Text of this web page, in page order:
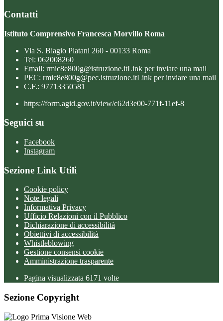
Contatti
Istituto Comprensivo Francesca Morvillo Roma
Via S. Biagio Platani 260 - 00133 Roma
Tel: 062008260
Email: rmic8e800g@istruzione.itLink per inviare una mail
PEC: rmic8e800g@pec.istruzione.itLink per inviare una mail
C.F.: 97713350581
https://form.agid.gov.it/view/c62d3e00-771f-11ef-8
Seguici su
Facebook
Instagram
Sezione Link Utili
Cookie policy
Note legali
Informativa Privacy
Ufficio Relazioni con il Pubblico
Dichiarazione di accessibilità
Obiettivi di accessibilità
Whistleblowing
Gestione consensi cookie
Amministrazione trasparente
Pagina visualizzata 6171 volte
Sezione Copyright